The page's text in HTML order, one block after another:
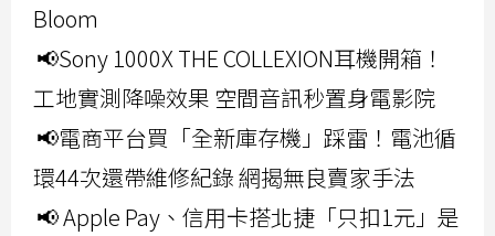
Bloom
📢Sony 1000X THE COLLEXION耳機開箱！
工地實測降噪效果 空間音訊秒置身電影院
📢電商平台買「全新庫存機」踩雷！電池循
環44次還帶維修紀錄 網揭無良賣家手法
📢 Apple Pay、信用卡搭北捷「只扣1元」是